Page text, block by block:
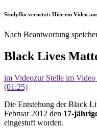
Studyflix vernetzt: Hier ein Video
Nach Beantwortung
Black Lives
im Videozur Stelle im Video
(01:25)
Die Entstehung der Black
Februar 2012 den 17-
eingestuft worden.